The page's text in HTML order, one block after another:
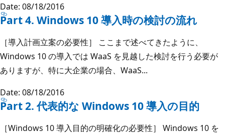
Date: 08/18/2016
Part 4. Windows 10 導入時の検討の流れ
［導入計画立案の必要性］ ここまで述べてきたように、
Windows 10 の導入では WaaS を見越した検討を行う必要が
ありますが、特に大企業の場合、WaaS...
Date: 08/18/2016
Part 2. 代表的な Windows 10 導入の目的
［Windows 10 導入目的の明確化の必要性］ Windows 10 を